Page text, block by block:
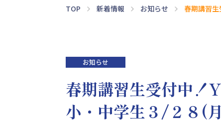
TOP 新着情報 お知らせ 春期講習
お知らせ
春期講習生受付中！
小・中学生３/２８(